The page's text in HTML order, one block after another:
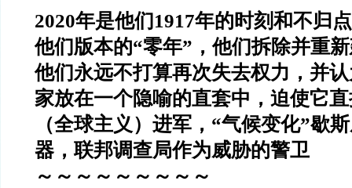
2020年是他们1917年的时刻和不归
他们版本的“零年”，他们拆除并重
他们永远不打算再次失去权力，并
家放在一个隐喻的直套中，迫使它
（全球主义）进军，“气候变化”歇
器，联邦调查局作为威胁的警卫
～～～～～～～～～